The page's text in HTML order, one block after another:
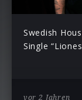
Swedish
Single
vor 2 Jahren